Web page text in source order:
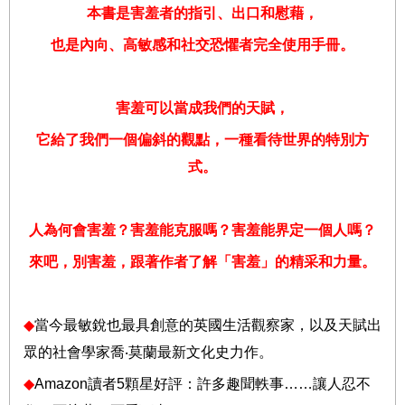
本書是害羞者的指引、出口和慰藉，
也是內向、高敏感和社交恐懼者完全使用手冊。
害羞可以當成我們的天賦，
它給了我們一個偏斜的觀點，一種看待世界的特別方
式。
人為何會害羞？害羞能克服嗎？害羞能界定一個人嗎？
來吧，別害羞，跟著作者了解「害羞」的精采和力量。
◆當今最敏銳也最具創意的英國生活觀察家，以及 天賦出
眾的社會學家喬‧莫蘭最新文化史力作。
◆Amazon讀者5顆星好評：許多趣聞軼事……讓人忍不